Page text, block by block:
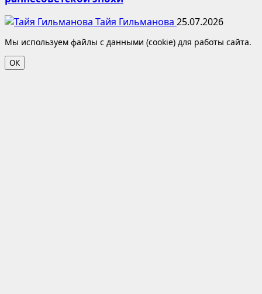
Тайя Гильманова 25.07.2026
Мы используем файлы с данными (cookie) для работы сайта.
ОК